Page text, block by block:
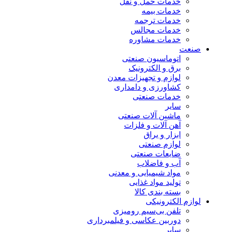
خدمات بیمه
خدمات ترجمه
خدمات مجالس
خدمات مشاوره
صنعت
اتوماسیون صنعتی
برق و الکترونیک
لوازم و تجهیزات معدن
کشاورزی و دامداری
خدمات صنعتی
سایر
ماشین آلات صنعتی
آهن آلات و فلزات
ابزار و یراق
لوازم صنعتی
ضایعات صنعتی
آب و فاضلاب
مواد شیمیایی و معدنی
تولید مواد غذایی
بسته بندی کالا
لوازم الکترونیکی
تلفن بی‌سیم رومیزی
دوربین عکاسی و فیلمبرداری
سایر